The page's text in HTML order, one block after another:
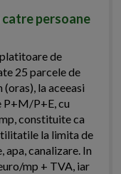
persoane
de
25 parcele de
la aceeasi
P+M/P+E, cu
constituite ca
la limita de
canalizare. In
mp + TVA, iar